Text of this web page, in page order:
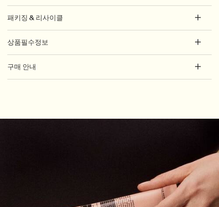
패키징 & 리사이클
상품필수정보
구매 안내